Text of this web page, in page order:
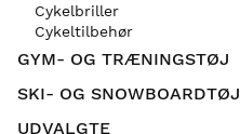
Cykelbriller
Cykeltilbehør
GYM- OG TRÆNINGSTØJ
SKI- OG SNOWBOARDTØJ
UDVALGTE